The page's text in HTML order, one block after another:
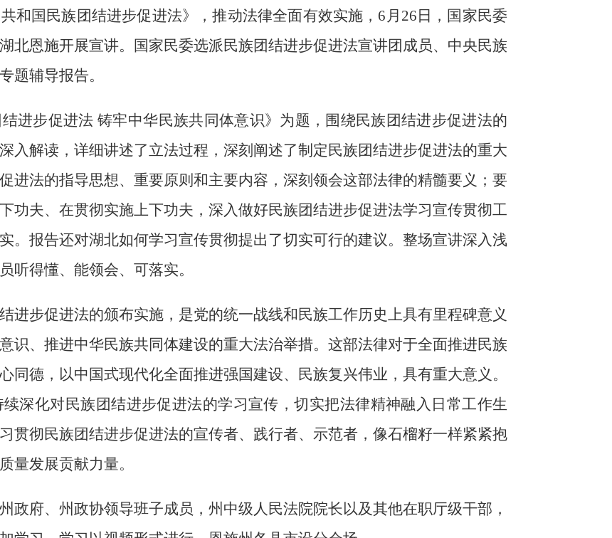
和国民族团结进步促进法》，推动法律全面有效实施，6月26日，国家民委
北恩施开展宣讲。国家民委选派民族团结进步促进法宣讲团成员、中央民族
题辅导报告。
进步促进法 铸牢中华民族共同体意识》为题，围绕民族团结进步促进法的
入解读，详细讲述了立法过程，深刻阐述了制定民族团结进步促进法的重大
进法的指导思想、重要原则和主要内容，深刻领会这部法律的精髓要义；要
功夫、在贯彻实施上下功夫，深入做好民族团结进步促进法学习宣传贯彻工
。报告还对湖北如何学习宣传贯彻提出了切实可行的建议。整场宣讲深入浅
听得懂、能领会、可落实。
进步促进法的颁布实施，是党的统一战线和民族工作历史上具有里程碑意义
识、推进中华民族共同体建设的重大法治举措。这部法律对于全面推进民族
同德，以中国式现代化全面推进强国建设、民族复兴伟业，具有重大意义。
深化对民族团结进步促进法的学习宣传，切实把法律精神融入日常工作生
贯彻民族团结进步促进法的宣传者、践行者、示范者，像石榴籽一样紧紧抱
量发展贡献力量。
政府、州政协领导班子成员，州中级人民法院院长以及其他在职厅级干部，